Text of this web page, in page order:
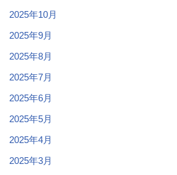
2025年10月
2025年9月
2025年8月
2025年7月
2025年6月
2025年5月
2025年4月
2025年3月